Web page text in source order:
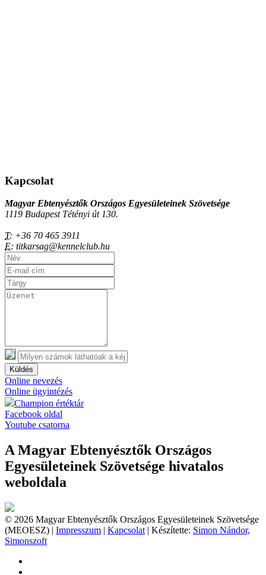
Kapcsolat
Magyar Ebtenyésztők Országos Egyesületeinek Szövetsége
1119 Budapest Tétényi út 130.
T: +36 70 465 3911
E: titkarsag@kennelclub.hu
Küldés
Online nevezés
Online ügyintézés
Champion értéktár
Facebook oldal
Youtube csatorna
A Magyar Ebtenyésztők Országos
Egyesületeinek Szövetsége hivatalos
weboldala
© 2026 Magyar Ebtenyésztők Országos Egyesületeinek Szövetsége
(MEOESZ) | Impresszum | Kapcsolat | Készítette: Simon Nándor,
Simonszoft